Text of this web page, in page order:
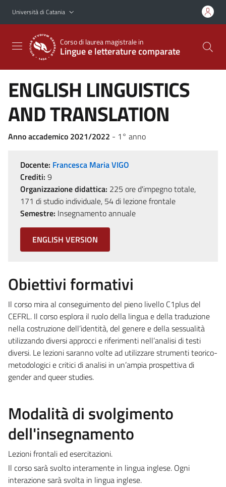
Vai al contenuto principale
Vai al menu di navigazione
Università di Catania
Corso di laurea magistrale in
Lingue e letterature comparate
ENGLISH LINGUISTICS
AND TRANSLATION
Anno accademico 2021/2022 - 1° anno
Docente: Francesca Maria VIGO
Crediti: 9
Organizzazione didattica: 225 ore d'impegno totale,
171 di studio individuale, 54 di lezione frontale
Semestre: Insegnamento annuale
ENGLISH VERSION
Obiettivi formativi
Il corso mira al conseguimento del pieno livello C1plus del
CEFRL. Il corso esplora il ruolo della lingua e della traduzione
nella costruzione dell’identità, del genere e della sessualità
utilizzando diversi approcci e riferimenti nell’analisi di testi
diversi. Le lezioni saranno volte ad utilizzare strumenti teorico-
metodologici e critici di analisi in un’ampia prospettiva di
gender and queer studies.
Modalità di svolgimento
dell'insegnamento
Lezioni frontali ed esercitazioni.
Il corso sarà svolto interamente in lingua inglese. Ogni
interazione sarà svolta in lingua inglese.